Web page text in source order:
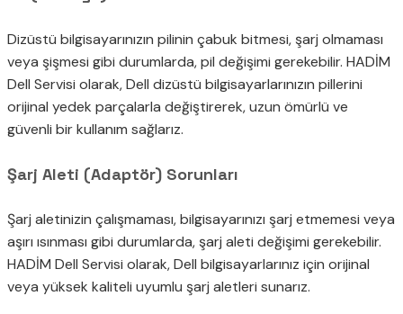
Dizüstü bilgisayarınızın pilinin çabuk bitmesi, şarj olmaması
veya şişmesi gibi durumlarda, pil değişimi gerekebilir. HADİM
Dell Servisi olarak, Dell dizüstü bilgisayarlarınızın pillerini
orijinal yedek parçalarla değiştirerek, uzun ömürlü ve
güvenli bir kullanım sağlarız.
Şarj Aleti (Adaptör) Sorunları
Şarj aletinizin çalışmaması, bilgisayarınızı şarj etmemesi veya
aşırı ısınması gibi durumlarda, şarj aleti değişimi gerekebilir.
HADİM Dell Servisi olarak, Dell bilgisayarlarınız için orijinal
veya yüksek kaliteli uyumlu şarj aletleri sunarız.